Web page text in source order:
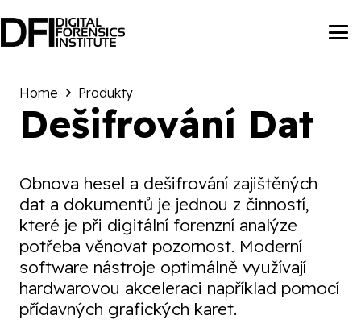
Home Produkty
Dešifrování Dat
Obnova hesel a dešifrování zajištěných
dat a dokumentů je jednou z činností,
které je při digitální forenzní analýze
potřeba věnovat pozornost. Moderní
software nástroje optimálně využívají
hardwarovou akceleraci například pomocí
přídavných grafických karet.